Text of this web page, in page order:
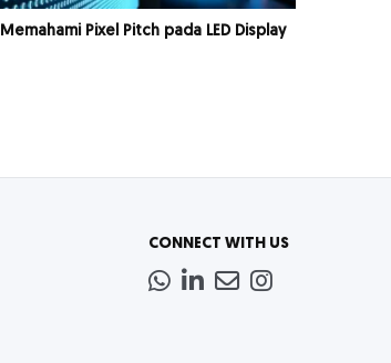
Memahami Pixel Pitch pada LED Display
CONNECT WITH US
Whatsapp
LinkedIn
NewsInstagram